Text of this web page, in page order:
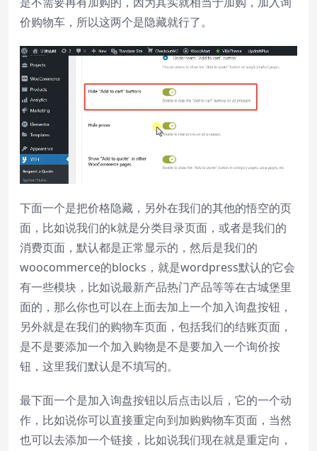
价购物车，所以这两个是隐藏就行了。
下面一个是把价格隐藏，另外在我们的其他的悟空的页
面，比如说我们的k就是分类目录页面，或者是我们的
消费页面，默认都是正常显示的，然后是我们的
woocommerce的blocks，就是wordpress默认的它会
有一些模块，比如说最新产品热门产品等等在古城堡里
面的，那么你也可以在上面去加上一个加入询盘按钮，
另外就是在我们的购物车页面，包括我们的结账页面，
是不是要添加一个加入购物是不是要加入一个询价按
钮，这里我们默认是不填写的。
最下面一个是加入询盘按钮以后点击以后，它的一个动
作，比如说你可以直接重定向到加购购物车页面，当然
也可以去添加一个链接，比如说我们现在就是重定向，